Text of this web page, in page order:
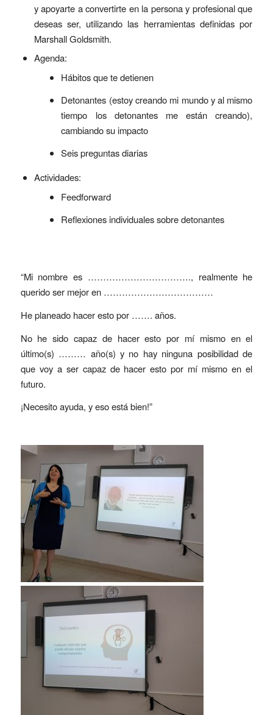
y apoyarte a convertirte en la persona y profesional que
deseas ser, utilizando las herramientas definidas por
Marshall Goldsmith.
Agenda:
Hábitos que te detienen
Detonantes (estoy creando mi mundo y al mismo
tiempo los detonantes me están creando),
cambiando su impacto
Seis preguntas diarias
Actividades:
Feedforward
Reflexiones individuales sobre detonantes
“Mi nombre es ……………………………., realmente he
querido ser mejor en ………………………………
He planeado hacer esto por ……. años.
No he sido capaz de hacer esto por mí mismo en el
último(s) ……… año(s) y no hay ninguna posibilidad de
que voy a ser capaz de hacer esto por mí mismo en el
futuro.
¡Necesito ayuda, y eso está bien!”